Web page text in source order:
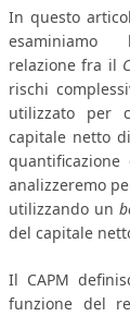
ATTO
OBIETTIVI
ALTA
CORSI
In questo
esaminiamo
relazione fra il
rischi
utilizzato per
capitale netto
analizzeremo
utilizzando un
del capitale
Il CAPM
funzione del